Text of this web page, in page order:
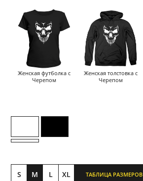
Женская футболка с
Черепом
Женская толстовка с
Черепом
S M L XL ТАБЛИЦА РАЗМЕРОВ